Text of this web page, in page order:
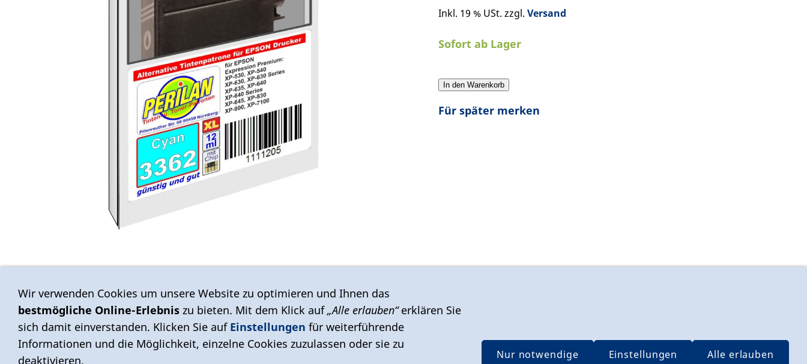
Inkl. 19 % USt. zzgl. Versand
Sofort ab Lager
In den Warenkorb
Für später merken
Vertrag widerrufen
Wir verwenden Cookies um unsere Website zu optimieren und Ihnen das
bestmögliche Online-Erlebnis zu bieten. Mit dem Klick auf„Alle erlauben“erklären Sie
sich damit einverstanden. Klicken Sie auf Einstellungen für weiterführende
Informationen und die Möglichkeit, einzelne Cookies zuzulassen oder sie zu
deaktivieren.
Nur notwendige Einstellungen Alle erlauben